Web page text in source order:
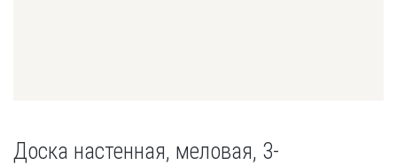
Доска настенная, меловая, 3-